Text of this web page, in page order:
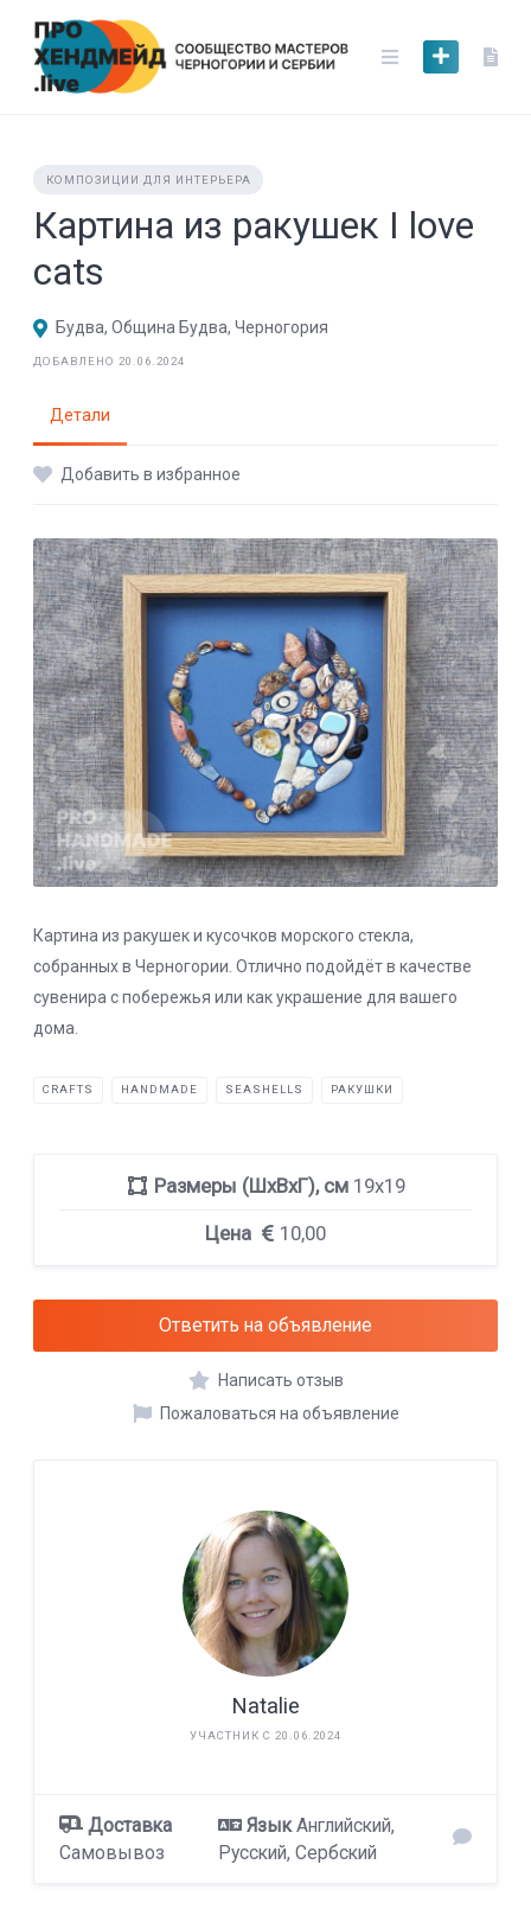
content
КОМПОЗИЦИИ ДЛЯ ИНТЕРЬЕРА
Картина из ракушек I love
cats
Будва, Община Будва, Черногория
ДОБАВЛЕНО 20.06.2024
Детали
Добавить в избранное
Картина из ракушек и кусочков морского стекла,
собранных в Черногории. Отлично подойдёт в качестве
сувенира с побережья или как украшение для вашего
дома.
CRAFTS HANDMADE SEASHELLS РАКУШКИ
Размеры (ШхВхГ), см 19х19
Цена
10,00
Ответить на объявление
Написать отзыв
Пожаловаться на объявление
Natalie
УЧАСТНИК С 20.06.2024
Доставка
Самовывоз
ЯзыкАнглийский,
Русский, Сербский